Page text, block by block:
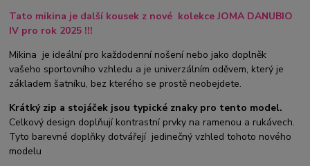
Tato mikina je další kousek z nové kolekce JOMA DANUBIO
IV pro rok 2025 !!!
Mikina je ideální pro každodenní nošení nebo jako doplněk
vašeho sportovního vzhledu a je univerzálním oděvem, který je
základem šatníku, bez kterého se prostě neobejdete.
Krátký zip a stojáček jsou typické znaky pro tento model.
Celkový design doplňují kontrastní prvky na ramenou a rukávech.
Tyto barevné doplňky dotvářejí jedinečný vzhled tohoto nového
modelu